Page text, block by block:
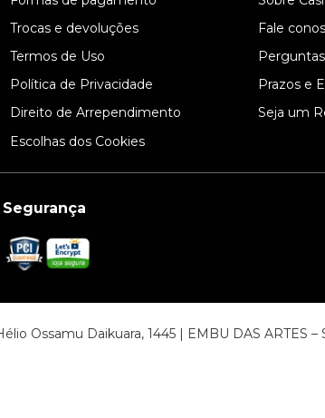
Trocas e devoluções
Termos de Uso
Política de Privacidade
Direito de Arrependimento
Escolhas dos Cookies
Fale
Prazos e
Seja um
Segurança
Ossamu Daikuara, 1445 | EMBU DAS ARTES –